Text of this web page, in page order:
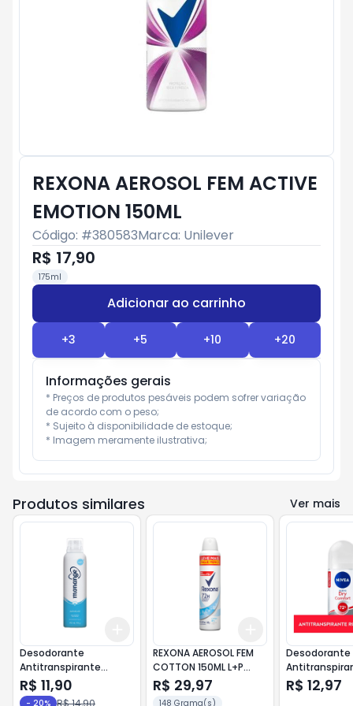
REXONA AEROSOL FEM ACTIVE
EMOTION 150ML
Código: #380583Marca: Unilever
R$ 17,90
175ml
Adicionar ao carrinho
+3 +5 +10 +20
Informações gerais
* Preços de produtos pesáveis podem sofrer variação
de acordo com o peso;
* Sujeito à disponibilidade de estoque;
* Imagem meramente ilustrativa;
Produtos similares Ver mais
Desodorante
Antitranspirante
Monange Aerossol
Sensivel 150ml
R$ 11,90
- 20% R$ 14,90
5 +10
REXONA AEROSOL FEM
COTTON 150ML L+P
MENOS
R$ 29,97
148 Grama(s)
Desodorante
Roll on Dry
50ml
R$ 12,97